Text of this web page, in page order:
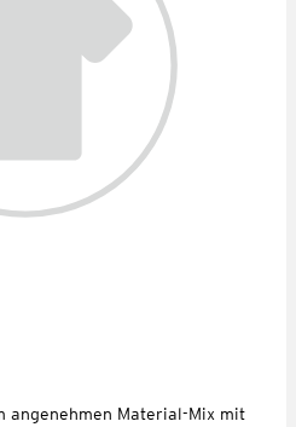
angenehmen Material-Mix mit